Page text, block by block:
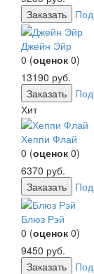
Заказать
Джейн Эйр
0 (оценок 0)
13190 руб.
Заказать
Хит
Хеппи Флай
0 (оценок 0)
6370 руб.
Заказать
Блюз Рэй
0 (оценок 0)
9450 руб.
Заказать